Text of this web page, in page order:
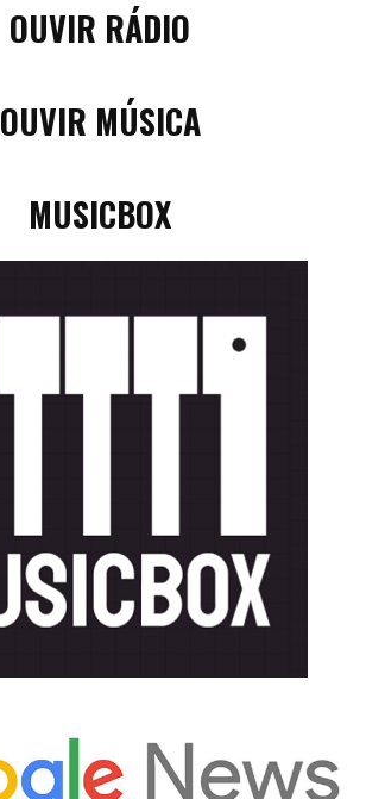
OUVIR RÁDIO
OUVIR MÚSICA
MUSICBOX